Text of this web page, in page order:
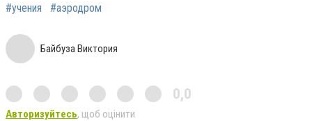
#учения #аэродром
Байбуза Виктория
0,0
Авторизуйтесь, щоб оцінити